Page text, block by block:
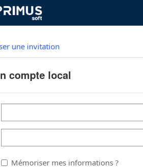
une invitation
compte local
Mémoriser mes informations ?